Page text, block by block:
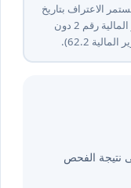
الاعتراف بتاريخ
المنح القياسي للمعيار الدولي لإعداد التقارير المالية رقم ⁦2⁩ دون
المالية ⁦2⁩.⁦26⁩).
نتيجة الفحص